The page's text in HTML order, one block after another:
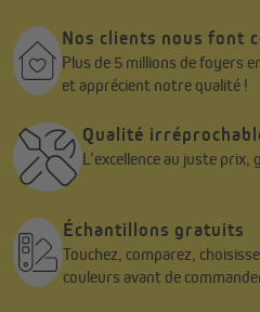
Nos clients nous font
Plus de 5 millions de foyers
et apprécient notre qualité !
Qualité
L’excellence au juste
Échantillons gratuits
Touchez, comparez,
couleurs avant de